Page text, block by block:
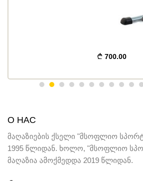
700.00
О НАС
მაღაზიების ქსელი "მსოფლიო
1995 წლიდან. ხოლო, "მსოფლიო
მაღაზია ამოქმედდა 2019 წლიდან.